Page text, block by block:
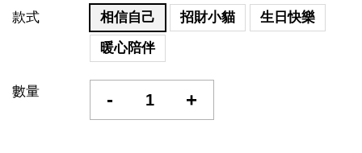
款式 相信自己 招財小貓
生日快樂
暖心陪伴
數量 - +